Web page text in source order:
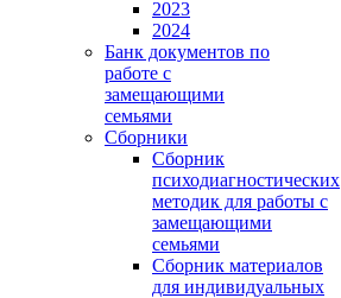
2023
2024
Банк документов по
работе с
замещающими
семьями
Сборники
Сборник
психодиагностических
методик для работы с
замещающими
семьями
Сборник материалов
для индивидуальных